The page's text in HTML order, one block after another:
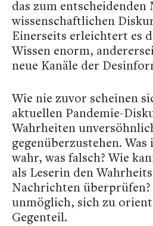
das zum
wissenschaftlichen
Einerseits erleichtert es
Wissen enorm,
neue Kanäle der
Wie nie zuvor scheinen
aktuellen Pandemie-
Wahrheiten
gegenüberzustehen.
wahr, was falsch? Wie
als Leserin den
Nachrichten überprüfen?
unmöglich, sich zu
Gegenteil.